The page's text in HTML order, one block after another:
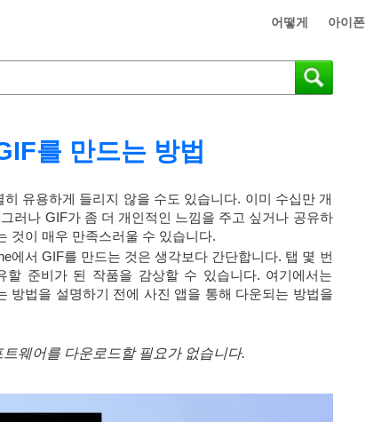
어떻게 아이폰
를 만드는 방법
유용하게 들리지 않을 수도 있습니다. 이미 수십만 개
러나 GIF가 좀 더 개인적인 느낌을 주고 싶거나 공유하
것이 매우 만족스러울 수 있습니다.
에서 GIF를 만드는 것은 생각보다 간단합니다. 탭 몇 번
준비가 된 작품을 감상할 수 있습니다. 여기에서는
방법을 설명하기 전에 사진 앱을 통해 다운되는 방법을
웨어를 다운로드할 필요가 없습니다.